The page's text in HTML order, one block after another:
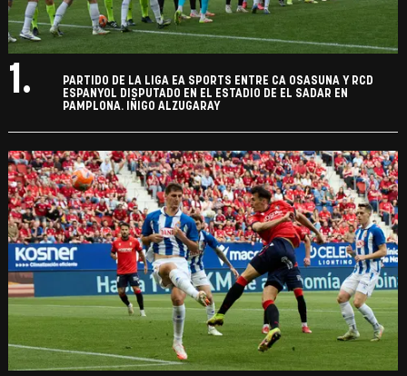
1.
PARTIDO DE LA LIGA EA SPORTS ENTRE CA OSASUNA Y RCD
ESPANYOL DISPUTADO EN EL ESTADIO DE EL SADAR EN
PAMPLONA. IÑIGO ALZUGARAY